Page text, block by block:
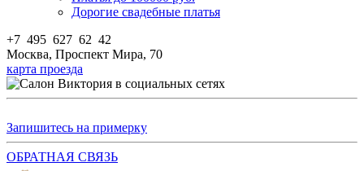
Дорогие свадебные платья
+7 495 627 62 42
Москва, Проспект Мира, 70
карта проезда
Запишитесь на примерку
ОБРАТНАЯ СВЯЗЬ